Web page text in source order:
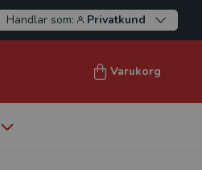
Handlar som: Privatkund
Varukorg